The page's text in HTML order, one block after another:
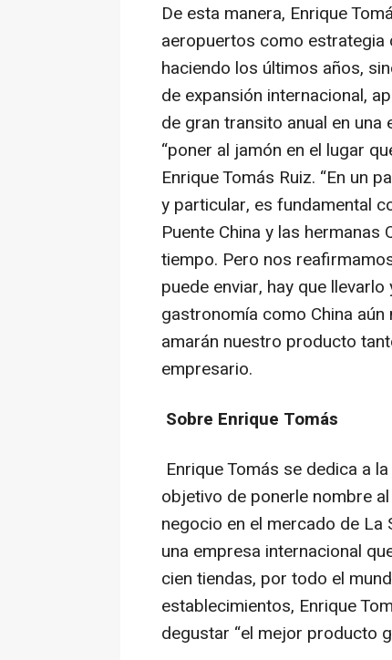
De esta manera, Enrique
aeropuertos como estrategia
haciendo los últimos años,
de expansión internacional,
de gran transito anual en
“poner al jamón en el lugar
Enrique Tomás Ruiz. “En un
y particular, es fundamental
Puente China y las
tiempo. Pero nos
puede enviar, hay que
gastronomía como China
amarán nuestro producto
empresario.
Sobre Enrique Tomás
Enrique Tomás se dedica a
objetivo de ponerle nombre
negocio en el mercado de La
una empresa internacional
cien tiendas, por todo el
establecimientos, Enrique
degustar “el mejor producto